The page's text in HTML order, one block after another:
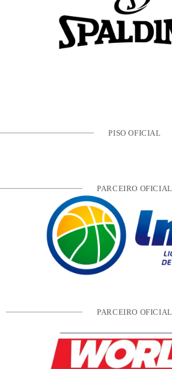
PISO OFICIAL
PARCEIRO OFICIAL
PARCEIRO OFICIAL